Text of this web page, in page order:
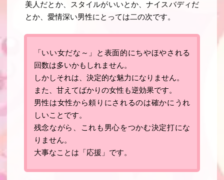
美人だとか、スタイルがいいとか、ナイスバディだ
とか、愛情深い男性にとっては二の次です。
「いい女だな～」と表面的にちやほやされる
回数は多いかもしれません。
しかしそれは、決定的な魅力になりません。
また、甘えてばかりの女性も逆効果です。
男性は女性から頼りにされるのは確かにうれ
しいことです。
残念ながら、これも男心をつかむ決定打にな
りません。
大事なことは「応援」です。